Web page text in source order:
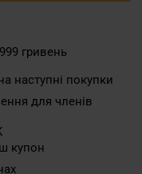
гривень
наступні покупки
для членів
купон